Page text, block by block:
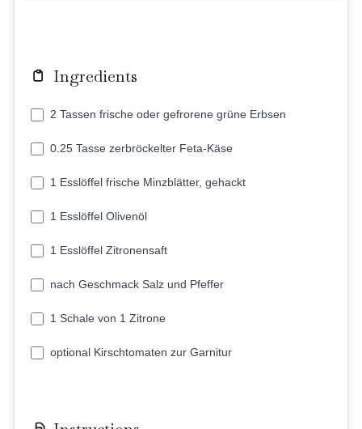
Ingredients
2 Tassen frische oder gefrorene grüne Erbsen
0.25 Tasse zerbröckelter Feta-Käse
1 Esslöffel frische Minzblätter, gehackt
1 Esslöffel Olivenöl
1 Esslöffel Zitronensaft
nach Geschmack Salz und Pfeffer
1 Schale von 1 Zitrone
optional Kirschtomaten zur Garnitur